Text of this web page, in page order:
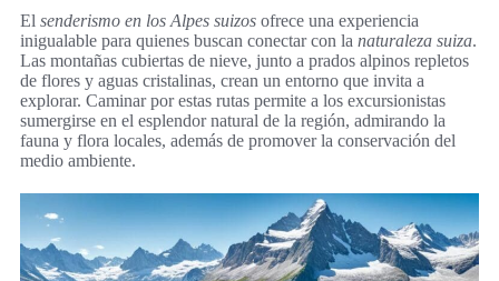
El senderismo en los Alpes suizos ofrece una experiencia
inigualable para quienes buscan conectar con la naturaleza suiza.
Las montañas cubiertas de nieve, junto a prados alpinos repletos
de flores y aguas cristalinas, crean un entorno que invita a
explorar. Caminar por estas rutas permite a los excursionistas
sumergirse en el esplendor natural de la región, admirando la
fauna y flora locales, además de promover la conservación del
medio ambiente.